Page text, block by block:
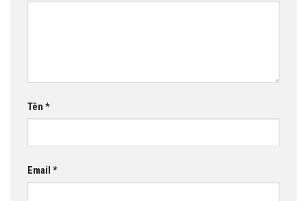
Tên *
Email *